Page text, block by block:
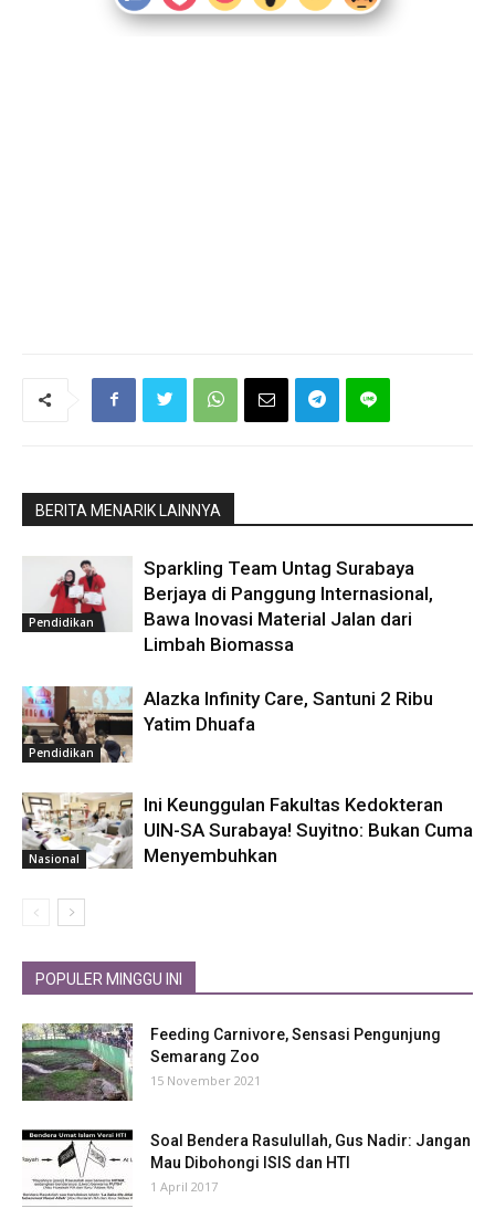
BERITA MENARIK LAINNYA
Pendidikan
Sparkling Team Untag Surabaya
Berjaya di Panggung Internasional,
Bawa Inovasi Material Jalan dari
Limbah Biomassa
Pendidikan
Alazka Infinity Care, Santuni 2 Ribu
Yatim Dhuafa
Nasional
Ini Keunggulan Fakultas Kedokteran
UIN-SA Surabaya! Suyitno: Bukan Cuma
Menyembuhkan
POPULER MINGGU INI
Feeding Carnivore, Sensasi Pengunjung
Semarang Zoo
15 November 2021
Soal Bendera Rasulullah, Gus Nadir: Jangan
Mau Dibohongi ISIS dan HTI
1 April 2017